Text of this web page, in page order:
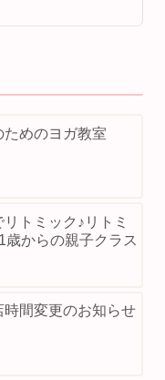
ためのヨガ教室
リトミック♪リトミ
歳からの親子クラス
間変更のお知らせ